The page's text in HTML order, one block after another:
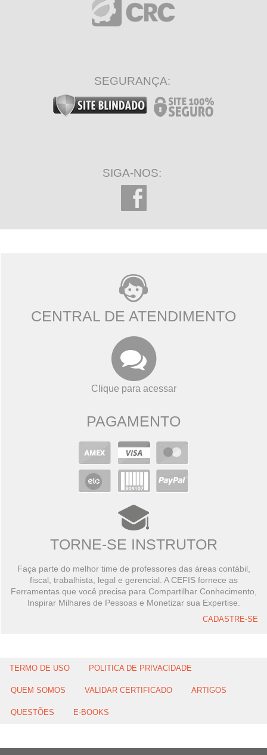
SEGURANÇA:
SIGA-NOS:
CENTRAL DE ATENDIMENTO
Clique para acessar
PAGAMENTO
TORNE-SE INSTRUTOR
Faça parte do melhor time de professores das áreas contábil,
fiscal, trabalhista, legal e gerencial. A CEFIS fornece as
Ferramentas que você precisa para Compartilhar Conhecimento,
Inspirar Milhares de Pessoas e Monetizar sua Expertise.
CADASTRE-SE
TERMO DE USO POLITICA DE PRIVACIDADE
QUEM SOMOS VALIDAR CERTIFICADO ARTIGOS
QUESTÕES E-BOOKS